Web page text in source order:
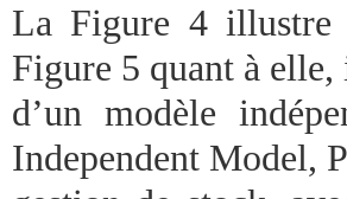
La Figure 4 illustre
Figure 5 quant à
d’un modèle
Independent Model,